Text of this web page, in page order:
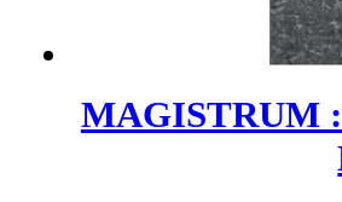
MAGISTRUM